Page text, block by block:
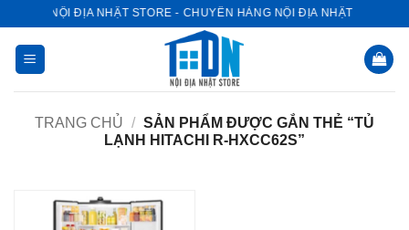
dung
NỘI ĐỊA NHẬT STORE - CHUYÊN HÀNG NỘI ĐỊA NHẬT
TRANG CHỦ / SẢN PHẨM ĐƯỢC GẮN THẺ “TỦ
LẠNH HITACHI R-HXCC62S”